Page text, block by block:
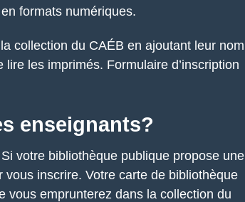
formats numériques.
collection du CAÉB en ajoutant leur nom
les imprimés. Formulaire d’inscription
enseignants?
votre bibliothèque publique propose une
vous inscrire. Votre carte de bibliothèque
vous emprunterez dans la collection du